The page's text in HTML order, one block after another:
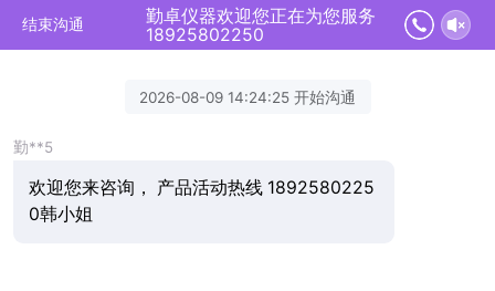
结束沟通
勤卓仪器欢迎您正在为您服务
18925802250
2026-08-09 14:24:25 开始沟通
勤**5
欢迎您来咨询， 产品活动热线 1892580225
0韩小姐